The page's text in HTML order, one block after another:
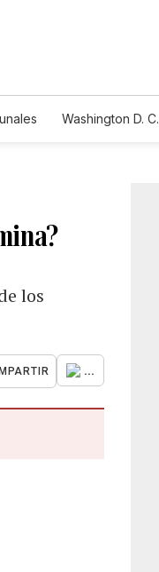
Washington D. C.
los
...